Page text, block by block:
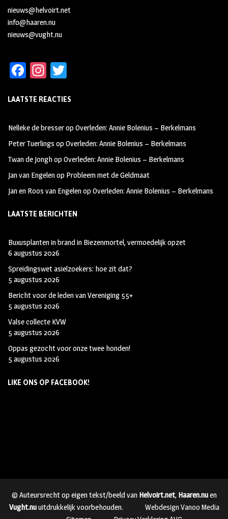
nieuws@helvoirt.net
info@haaren.nu
nieuws@vught.nu
Fa
b
oo
k
In
ag
m
tt
LAATSTE REACTIES
Nelleke de bresseropOverleden: Annie Bolenius – Berkelmans
Peter Tuerlings opOverleden: Annie Bolenius – Berkelmans
Twan de JonghopOverleden: Annie Bolenius – Berkelmans
Jan van Engelenop Probleem met de Geldmaat
Jan en Roos van EngelenopOverleden: Annie Bolenius – Berkelmans
LAATSTE BERICHTEN
Buxusplanten in brand in Biezenmortel, vermoedelijk opzet
6 augustus 2026
Spreidingswet asielzoekers: hoe zit dat?
5 augustus 2026
Bericht voor de leden van Vereniging 55+
5 augustus 2026
Valse collecte KVW
5 augustus 2026
Oppas gezocht voor onze twee honden!
5 augustus 2026
LIKE ONS OP FACEBOOK!
© Auteursrecht op eigen tekst/beeld van Helvoirt.net, Haaren.nuen
Vught.nuuitdrukkelijk voorbehouden.
Webdesign Vanoo Media